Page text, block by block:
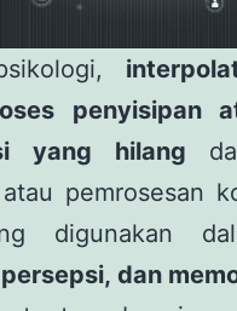
penyisipan
yang hilang
pemrosesan
digunakan
dan